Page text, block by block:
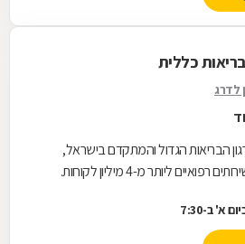
כללית
לדרג
הבריאות הגדול והמתקדם בישראל,
מעניקה שירותים רפואיים ליותר מ-4 מיליון לקוחות.
א' ב-7:30